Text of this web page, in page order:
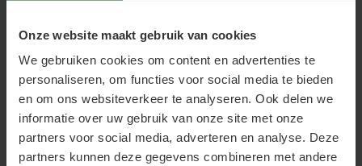
Onze website maakt gebruik van cookies
We gebruiken cookies om content en advertenties te
personaliseren, om functies voor social media te bieden
en om ons websiteverkeer te analyseren. Ook delen we
informatie over uw gebruik van onze site met onze
partners voor social media, adverteren en analyse. Deze
partners kunnen deze gegevens combineren met andere
verse coating. De zeven vragen en antwoorden hieronder
ARTIKEL VERDER LEZEN »